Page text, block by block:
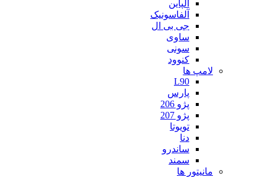
آلپاین
آلفاسونیک
جی بی ال
ساوی
سونی
کنوود
لامپ ها
L90
پارس
پژو 206
پژو 207
تویوتا
دنا
ساندرو
سمند
مانیتور ها